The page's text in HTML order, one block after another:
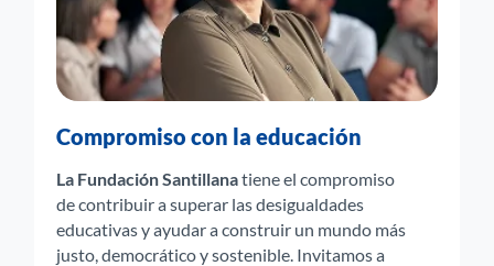
Compromiso con la educación
La Fundación Santillanatiene el compromiso
de contribuir a superar las desigualdades
educativas y ayudar a construir un mundo más
justo, democrático y sostenible. Invitamos a